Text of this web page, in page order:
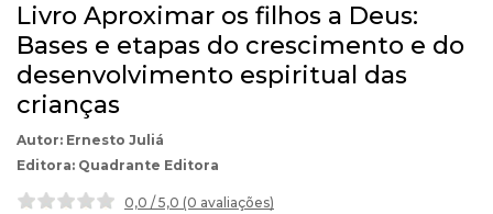
Livro Aproximar os filhos a Deus:
Bases e etapas do crescimento e do
desenvolvimento espiritual das
crianças
Ernesto Juliá
Quadrante Editora
0,0 / 5,0 (0 avaliações)